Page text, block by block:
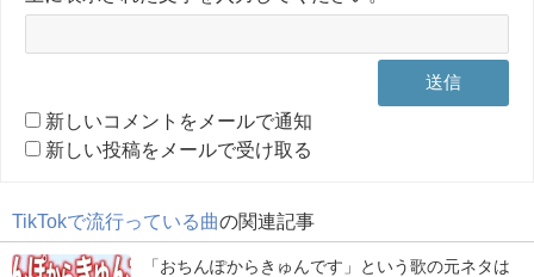
新しいコメントをメールで通知
新しい投稿をメールで受け取る
TikTokで流行っている曲の関連記事
「おちんぽからきゅんです」という歌の元ネタは